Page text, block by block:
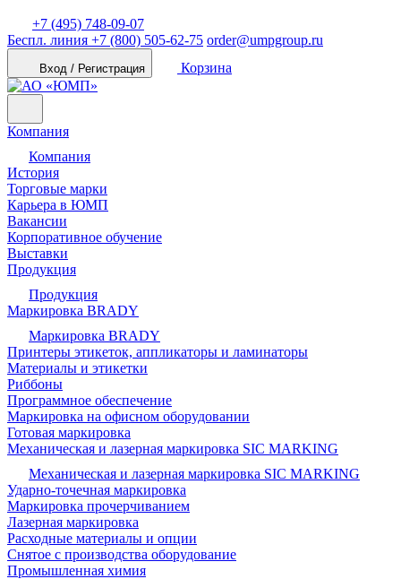
+7 (495) 748-09-07
Беспл. линия +7 (800) 505-62-75 order@umpgroup.ru
Вход / Регистрация Корзина
Компания
Компания
История
Торговые марки
Карьера в ЮМП
Вакансии
Корпоративное обучение
Выставки
Продукция
Продукция
Маркировка BRADY
Маркировка BRADY
Принтеры этикеток, аппликаторы и ламинаторы
Материалы и этикетки
Риббоны
Программное обеспечение
Маркировка на офисном оборудовании
Готовая маркировка
Механическая и лазерная маркировка SIC MARKING
Механическая и лазерная маркировка SIC MARKING
Ударно-точечная маркировка
Маркировка прочерчиванием
Лазерная маркировка
Расходные материалы и опции
Снятое с производства оборудование
Промышленная химия